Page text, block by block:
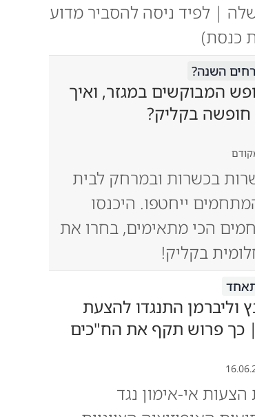
| לפיד ניסה להסביר מדוע
כנסת)
השנה?
המבוקשים במגזר, ואיך
בקליק?
בכשרות ובמרחק לבית
ייחטפו. היכנסו
הכי מתאימים, בחרו את
בקליק!
וליברמן התנגדו להצעת
כך פרוש תקף את הח"כים
אי-אימון נגד